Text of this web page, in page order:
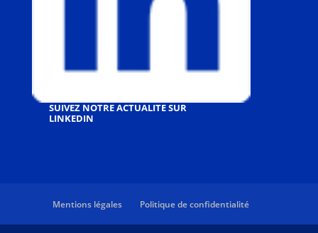
SUIVEZ NOTRE ACTUALITE SUR
LINKEDIN
Mentions légales Politique de confidentialité